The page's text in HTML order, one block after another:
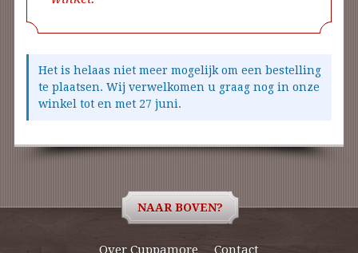
Het is helaas niet meer mogelijk om een bestelling
te plaatsen. Wij verwelkomen u graag nog in onze
winkel tot en met 27 juni.
NAAR BOVEN?
Over Cuppamore Contact